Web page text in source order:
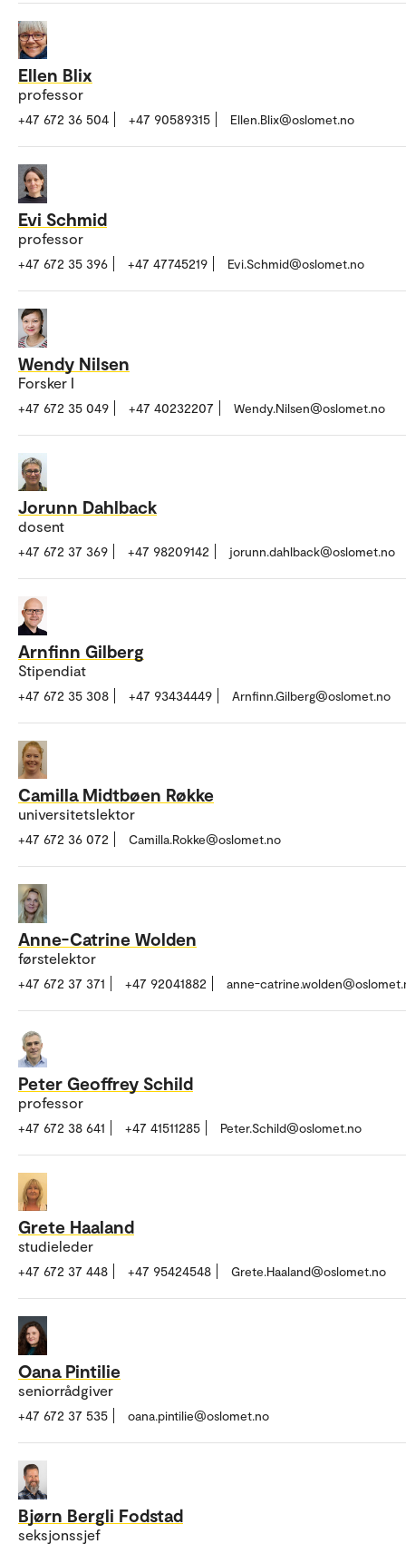
Ellen Blix
professor
+47 672 36 504 +47 90589315 Ellen.Blix@oslomet.no
Evi Schmid
professor
+47 672 35 396 +47 47745219 Evi.Schmid@oslomet.no
Wendy Nilsen
Forsker I
+47 672 35 049 +47 40232207 Wendy.Nilsen@oslomet.no
Jorunn Dahlback
dosent
+47 672 37 369 +47 98209142 jorunn.dahlback@oslomet.no
Arnfinn Gilberg
Stipendiat
+47 672 35 308 +47 93434449 Arnfinn.Gilberg@oslomet.no
Camilla Midtbøen Røkke
universitetslektor
+47 672 36 072 Camilla.Rokke@oslomet.no
Anne-Catrine Wolden
førstelektor
+47 672 37 371 +47 92041882 anne-
Peter Geoffrey Schild
professor
+47 672 38 641 +47 41511285 Peter.Schild@oslomet.no
Grete Haaland
studieleder
+47 672 37 448 +47 95424548 Grete.Haaland@oslomet.no
Oana Pintilie
seniorrådgiver
+47 672 37 535 oana.pintilie@oslomet.no
Bjørn Bergli Fodstad
seksjonssjef